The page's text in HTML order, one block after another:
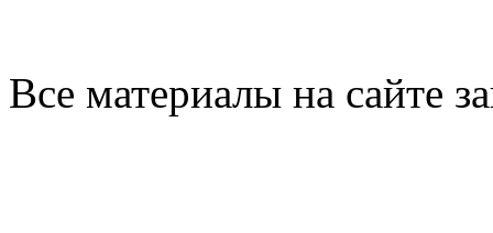
Все материалы на сайте